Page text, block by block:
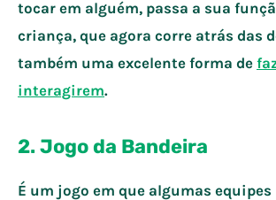
tocar em alguém, passa a sua
criança, que agora corre atrás das
também uma excelente forma de
interagirem.
2. Jogo da Bandeira
É um jogo em que algumas